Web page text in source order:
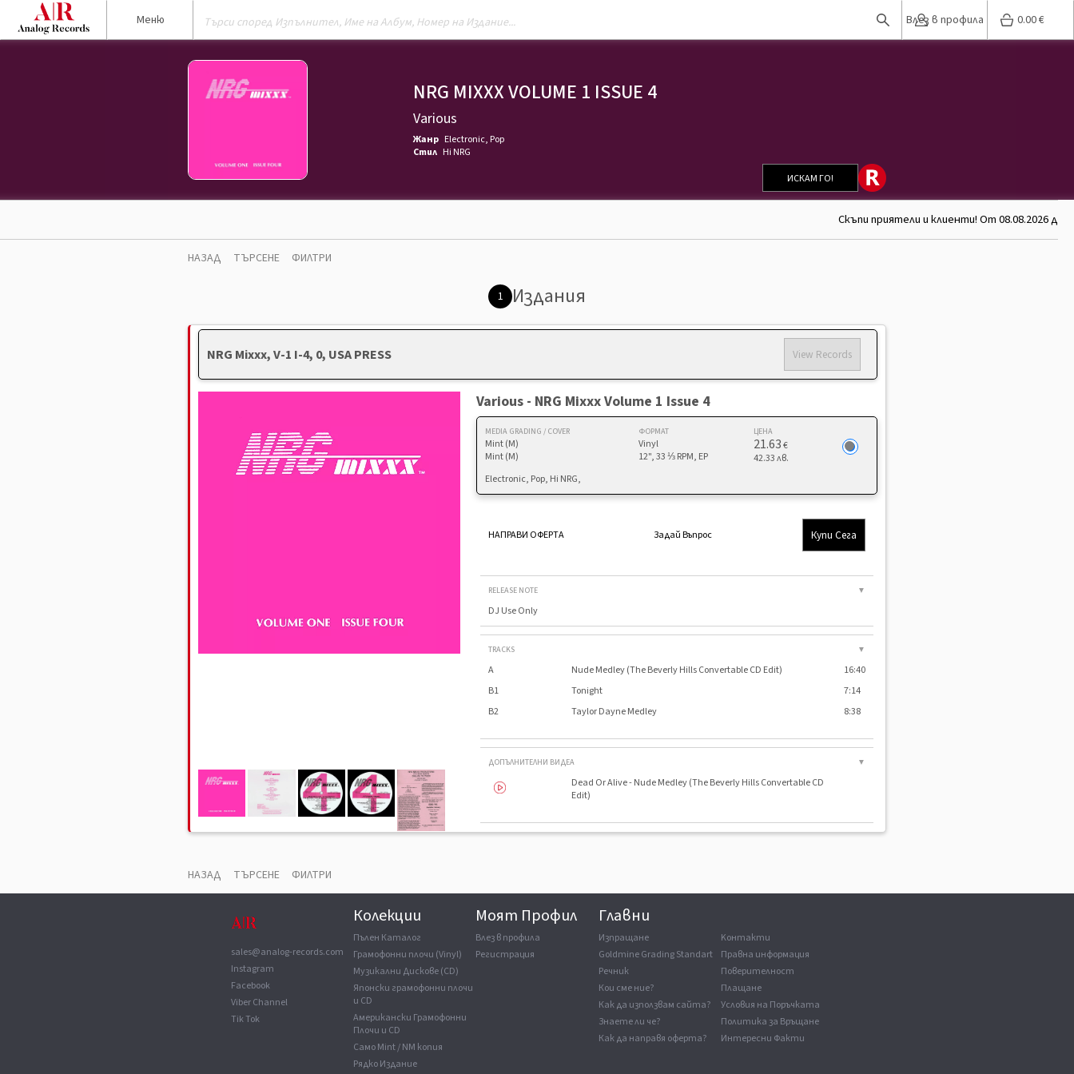
Меню Влез в профила 0.00€
NRG MIXXX VOLUME 1 ISSUE 4
Various
Жанр Electronic, Pop
Стил Hi NRG
ИСКАМ ГО!
Скъпи приятели и клиенти! От 08.08.2026
НАЗАД ТЪРСЕНЕ ФИЛТРИ
1 Издания
NRG Mixxx, V-1 I-4, 0, USA PRESS View Records
състояние на конкретния продукт.
Various - NRG Mixxx Volume 1 Issue 4
MEDIA GRADING / COVER
Mint (M)
Mint (M)
ФОРМАТ
Vinyl
12", 33 ⅓ RPM, EP
ЦЕНА
21.63€
42.33 лв.
Electronic, Pop, Hi NRG,
НАПРАВИ ОФЕРТА Задай Въпрос Купи Сега
RELEASE NOTE ▼
DJ Use Only
TRACKS ▼
A Nude Medley (The Beverly Hills Convertable CD Edit)
16:40
B1
Tonight
7:14
B2
Taylor Dayne Medley 8:38
ДОПЪЛНИТЕЛНИ ВИДЕА ▼
Dead Or Alive - Nude Medley (The Beverly Hills Convertable CD
Edit)
НАЗАД ТЪРСЕНЕ ФИЛТРИ
sales@analog-records.com
Instagram
Facebook
Viber Channel
Tik Tok
Колекции
Пълен Каталог
Грамофонни плочи (Vinyl)
Музикални Дискове (CD)
Японски грамофонни плочи
и CD
Американски Грамофонни
Плочи и CD
Само Mint / NM копия
Рядко Издание
Моят Профил
Влез в профила
Регистрация
Главни
Изпращане
Goldmine Grading Standart
Речник
Кои сме ние?
Как да използвам сайта?
Знаете ли че?
Как да направя оферта?
Kонтакти
Правна информация
Поверителност
Плащане
Условия на Поръчката
Политика за Връщане
Интересни Факти